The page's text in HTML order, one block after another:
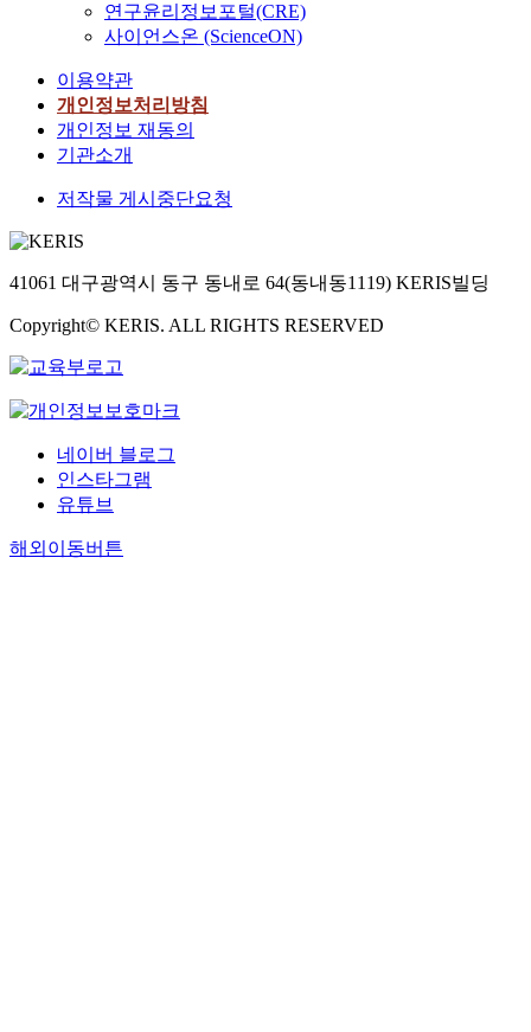
연구윤리정보포털(CRE)
사이언스온 (ScienceON)
이용약관
개인정보처리방침
개인정보 재동의
기관소개
저작물 게시중단요청
41061 대구광역시 동구 동내로 64(동내동1119) KERIS빌딩
Copyright© KERIS. ALL RIGHTS RESERVED
네이버 블로그
인스타그램
유튜브
해외이동버튼